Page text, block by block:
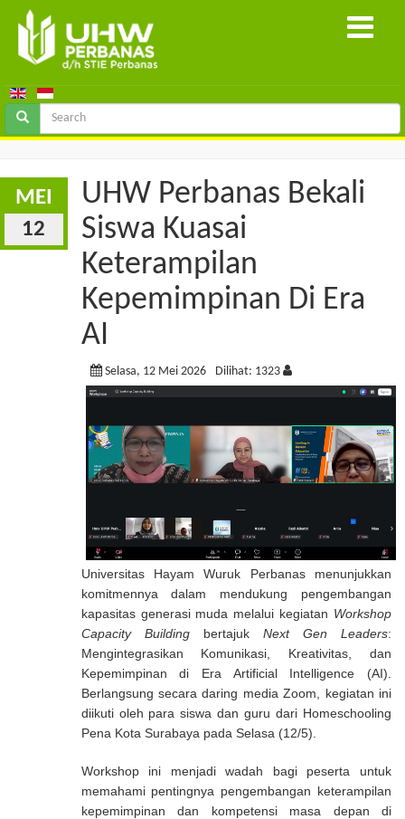
MEI
12
UHW Perbanas Bekali
Siswa Kuasai
Keterampilan
Kepemimpinan Di Era
AI
Selasa, 12 Mei 2026 Dilihat: 1323
Universitas Hayam Wuruk Perbanas menunjukkan
komitmennya dalam mendukung pengembangan
kapasitas generasi muda melalui kegiatan Workshop
Capacity Buildingbertajuk Next Gen Leaders:
Mengintegrasikan Komunikasi, Kreativitas, dan
Kepemimpinan di Era Artificial Intelligence (AI).
Berlangsung secara daring media Zoom, kegiatan ini
diikuti oleh para siswa dan guru dari Homeschooling
Pena Kota Surabaya pada Selasa (12/5).
Workshop ini menjadi wadah bagi peserta untuk
memahami pentingnya pengembangan keterampilan
kepemimpinan dan kompetensi masa depan di